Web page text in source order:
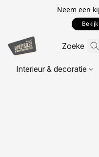
Neem een
Interieur & decoratie